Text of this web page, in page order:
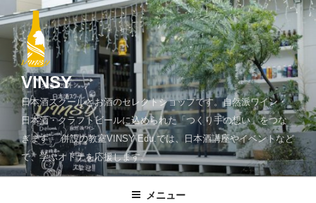
ン
ツ
へ
ッ
プ
VINSY
日本酒スクールとお酒のセレクトショップです。自然派ワイン・
日本酒・クラフトビールに込められた「つくり手の想い」をつな
ぎます。 併設の教室VINSY Edu.では、日本酒講座やイベントなど
で、学ぶオトナを応援します。
メニュー